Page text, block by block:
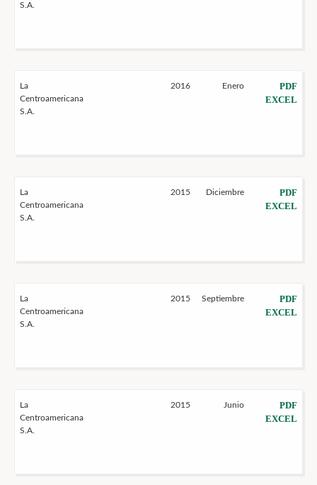
S.A.
La
Centroamericana
S.A.
2016 Enero
PDF
EXCEL
La
Centroamericana
S.A.
2015 Diciembre
PDF
EXCEL
La
Centroamericana
S.A.
2015 Septiembre
PDF
EXCEL
La
Centroamericana
S.A.
2015 Junio
PDF
EXCEL